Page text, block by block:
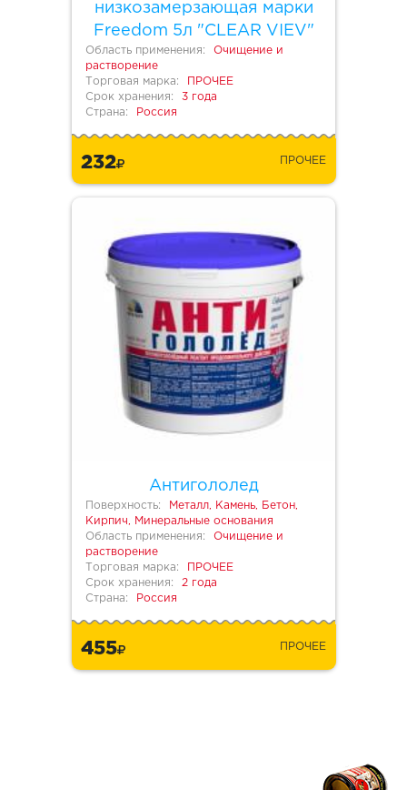
низкозамерзающая марки
Freedom 5л "CLEAR VIEV"
Область применения:
Очищение и
растворение
Торговая марка:
ПРОЧЕЕ
Срок хранения:
3 года
Страна:
Россия
232 ПРОЧЕЕ
Антигололед
Поверхность:
Металл, Камень, Бетон,
Кирпич, Минеральные основания
Область применения:
Очищение и
растворение
Торговая марка:
ПРОЧЕЕ
Срок хранения:
2 года
Страна:
Россия
455 ПРОЧЕЕ